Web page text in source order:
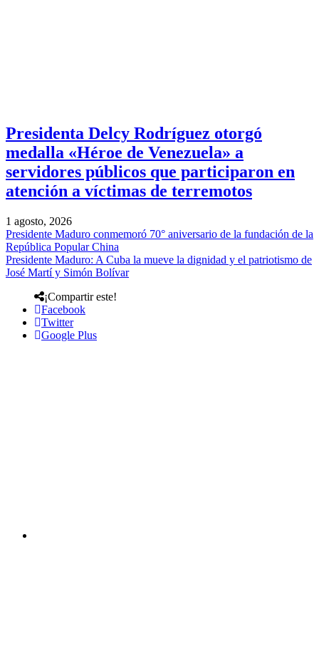
Presidenta Delcy Rodríguez otorgó
medalla «Héroe de Venezuela» a
servidores públicos que participaron en
atención a víctimas de terremotos
1 agosto, 2026
Presidente Maduro conmemoró 70° aniversario de la fundación de la
República Popular China
Presidente Maduro: A Cuba la mueve la dignidad y el patriotismo de
José Martí y Simón Bolívar
¡Compartir este!
Facebook
Twitter
Google Plus